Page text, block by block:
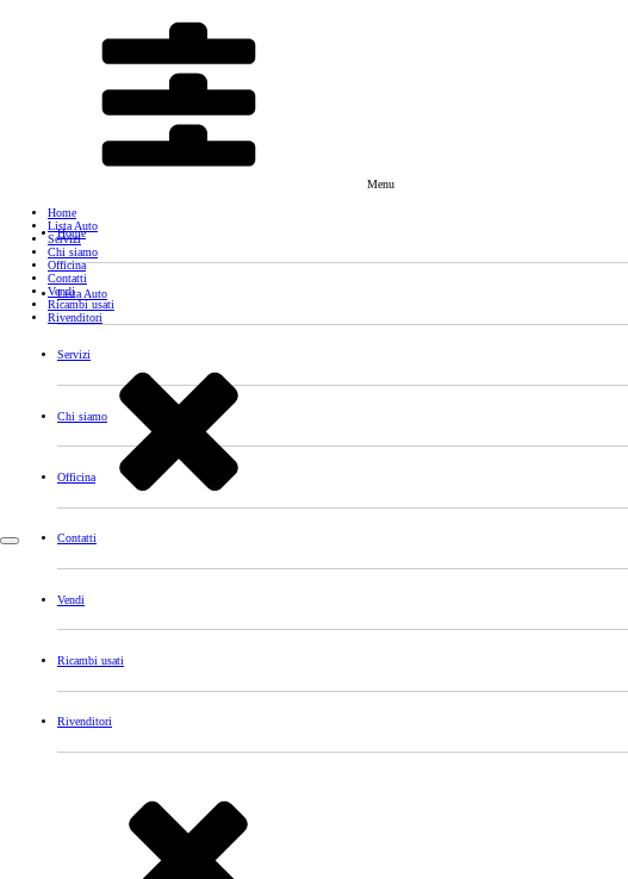
Home
Lista Auto
Servizi
Chi siamo
Officina
Contatti
Vendi
Ricambi usati
Rivenditori
Menu
Home
Lista Auto
Servizi
Chi siamo
Officina
Contatti
Vendi
Ricambi usati
Rivenditori